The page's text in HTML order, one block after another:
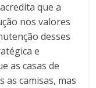
que a
nos valores
desses
e
as casas de
as camisas, mas